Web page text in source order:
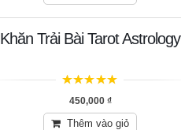
Khăn Trải Bài Tarot Astrology
trên 5
450,000 ₫
Thêm vào giỏ